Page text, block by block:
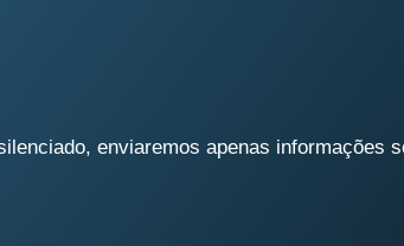
enviaremos apenas informações